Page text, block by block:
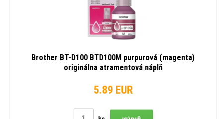
Brother BT-D100 BTD100M purpurová (magenta)
originálna atramentová náplň
5.89 EUR